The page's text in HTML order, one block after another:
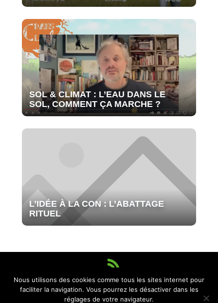
SOL & CLIMAT : L’EAU DANS LE
SOL, COMMENT ÇA MARCHE ?
L’IDÉE À LA CON : L’ABATTAGE
RITUEL
© Frédéric Denhez, année 2022 tous droits réservés site réalisé par
MIDI-10&TAOMet hébergé par Infomaniakhébergeur éco
Nous utilisons des cookies comme tous les sites internet pour
faciliter la navigation. Vous pourrez les désactiver dans les
réglages de votre navigateur.